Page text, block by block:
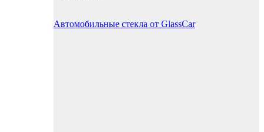
Автомобильные стекла от GlassCar